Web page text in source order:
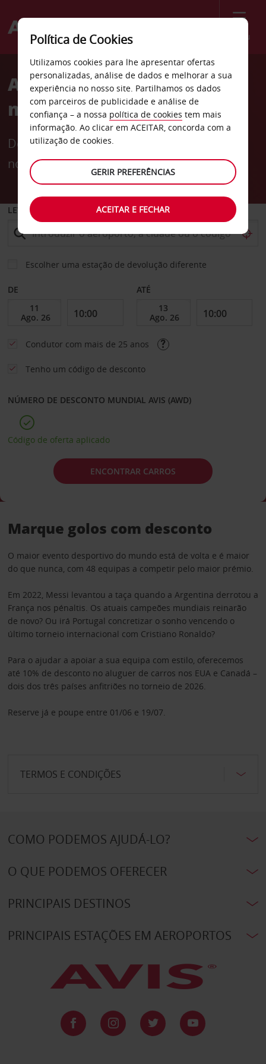
Menu
Apoie uma equipa por
menos
Desfrute de até -10% no aluguer de carros
nos EUA e no Canadá
LEVANTAR EM
Escolher uma estação de devolução diferente
DE ATÉ
Condutor com mais de 25 anos
Tenho um código de desconto
NÚMERO DE DESCONTO MUNDIAL AVIS (AWD)
Código de oferta aplicado
ENCONTRAR CARROS
Marque golos com desconto
O maior evento desportivo do mundo está de volta e é maior
do que nunca, com 48 equipas a competir pelo maior prémio.
Em 2022, Messi levantou a taça quando a Argentina derrotou a
França nos pénaltis. Os atuais campeões mundiais reinarão
de novo? Ou irá Portugal concretizar o sonho vencendo o
último torneio internacional com Cristiano Ronaldo?
Para o ajudar a apoiar a sua equipa com estilo, oferecemos
até 10% de desconto no aluguer de carros nos EUA e Canadá –
dois dos três países anfitriões no torneio de 2026.
Reserve já e poupe entre 01/06 e 19/07.
TERMOS E CONDIÇÕES
COMO PODEMOS AJUDÁ-LO?
O QUE PODEMOS OFERECER
PRINCIPAIS DESTINOS
PRINCIPAIS ESTAÇÕES EM AEROPORTOS
Política de Cookies
Utilizamos cookies para lhe apresentar ofertas
personalizadas, análise de dados e melhorar a sua
experiência no nosso site. Partilhamos os dados
com parceiros de publicidade e análise de
confiança – a nossa política de cookies tem mais
informação. Ao clicar em ACEITAR, concorda com a
utilização de cookies.
GERIR PREFERÊNCIAS
ACEITAR E FECHAR